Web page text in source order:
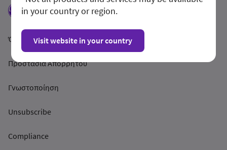
Όροι και Προϋποθέσεις
Προστασία Απορρήτου
Γνωστοποίηση
Unsubscribe
Compliance
in your country or region.
Visit website in your country